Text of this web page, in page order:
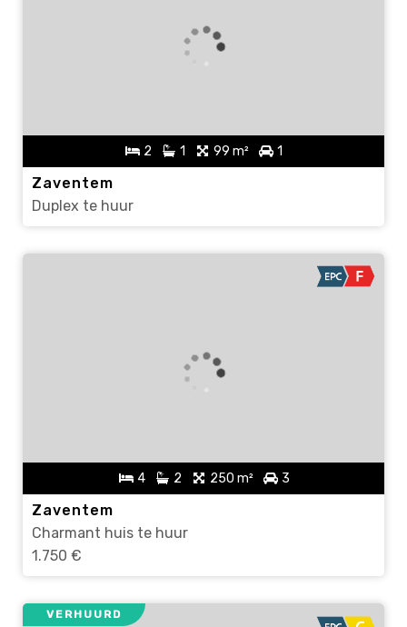
2 1 99 m² 1
Zaventem
Duplex te huur
4 2 250 m² 3
Zaventem
Charmant huis te huur
1.750 €
VERHUURD